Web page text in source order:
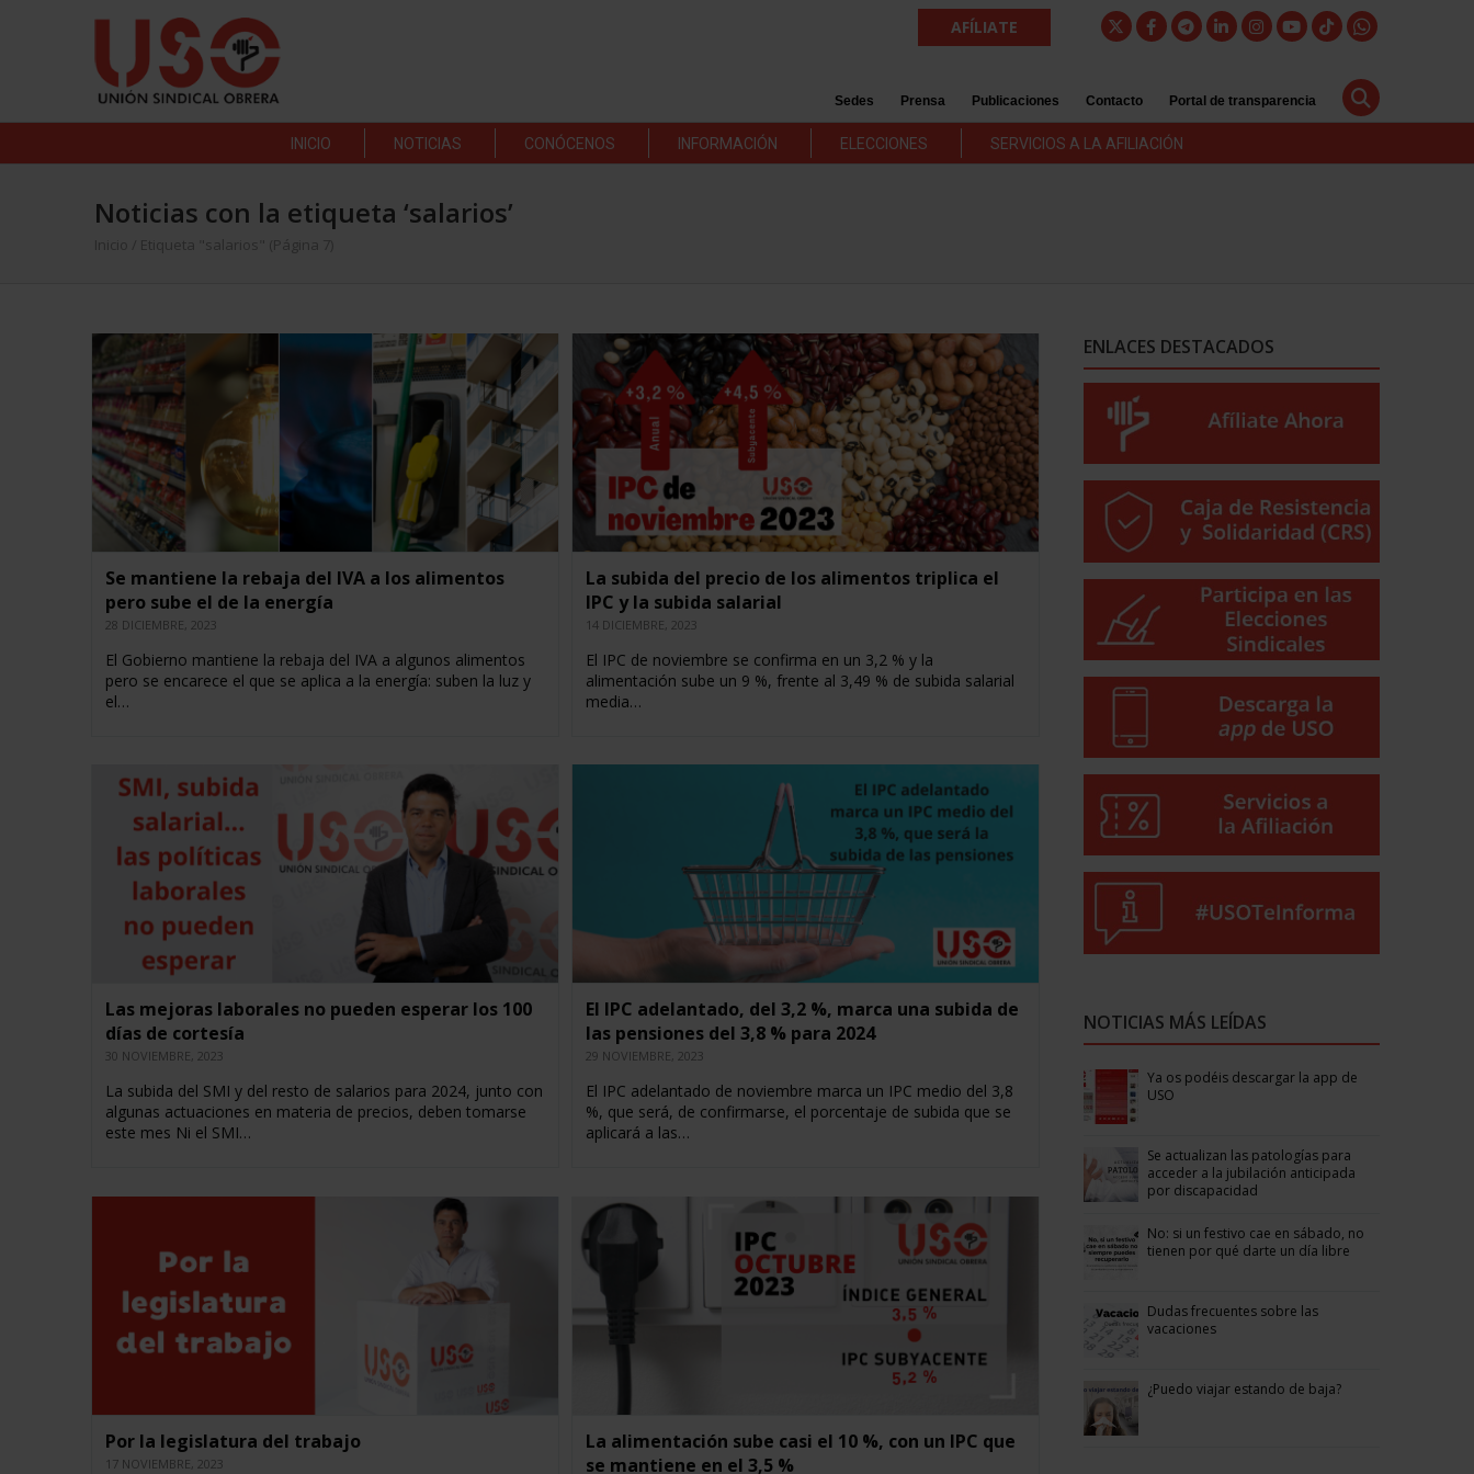
AFÍLIATE
Sedes Prensa Publicaciones Contacto Portal de transparencia
INICIO NOTICIAS CONÓCENOS INFORMACIÓN ELECCIONES SERVICIOS A LA AFILIACIÓN
Noticias con la etiqueta ‘salarios’
Inicio Etiqueta "salarios" (Página 7)
Se mantiene la rebaja del IVA a los alimentos
pero sube el de la energía
28 DICIEMBRE, 2023
El Gobierno mantiene la rebaja del IVA a algunos alimentos
pero se encarece el que se aplica a la energía: suben la luz y
el…
La subida del precio de los alimentos triplica el
IPC y la subida salarial
14 DICIEMBRE, 2023
El IPC de noviembre se confirma en un 3,2 % y la
alimentación sube un 9 %, frente al 3,49 % de subida salarial
media…
Las mejoras laborales no pueden esperar los 100
días de cortesía
30 NOVIEMBRE, 2023
La subida del SMI y del resto de salarios para 2024, junto con
algunas actuaciones en materia de precios, deben tomarse
este mes Ni el SMI…
El IPC adelantado, del 3,2 %, marca una subida de
las pensiones del 3,8 % para 2024
29 NOVIEMBRE, 2023
El IPC adelantado de noviembre marca un IPC medio del 3,8
%, que será, de confirmarse, el porcentaje de subida que se
aplicará a las…
Por la legislatura del trabajo
17 NOVIEMBRE, 2023
La alimentación sube casi el 10 %, con un IPC que
se mantiene en el 3,5 %
ENLACES DESTACADOS
NOTICIAS MÁS LEÍDAS
Ya os podéis descargar la app de
USO
Se actualizan las patologías para
acceder a la jubilación anticipada
por discapacidad
No: si un festivo cae en sábado, no
tienen por qué darte un día libre
Dudas frecuentes sobre las
vacaciones
¿Puedo viajar estando de baja?